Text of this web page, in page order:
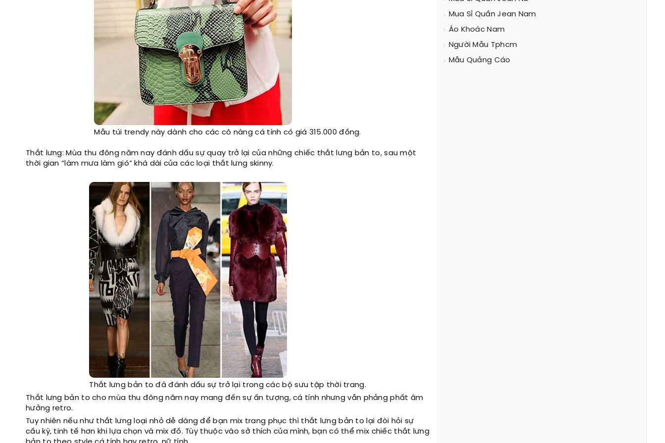
Mẫu túi trendy này dành cho các cô nàng cá tính có giá 315.000 đồng.
Thắt lưng: Mùa thu đông năm nay đánh dấu sự quay trở lại của những chiếc thắt lưng bản to, sau một
thời gian “làm mưa làm gió” khá dài của các loại thắt lưng skinny.
Thắt lưng bản to đã đánh dấu sự trở lại trong các bộ sưu tập thời trang.
Thắt lưng bản to cho mùa thu đông năm nay mang đến sự ấn tượng, cá tính nhưng vẫn phảng phất âm
hưởng retro.
Tuy nhiên nếu như thắt lưng loại nhỏ dễ dàng để bạn mix trang phục thì thắt lưng bản to lại đòi hỏi sự
cầu kỳ, tinh tế hơn khi lựa chọn và mix đồ. Tùy thuộc vào sở thích của mình, bạn có thể mix chiếc thắt lưng
Mua Sỉ Quần Jean Nam
Áo Khoác Nam
Người Mẫu Tphcm
Mẫu Quảng Cáo